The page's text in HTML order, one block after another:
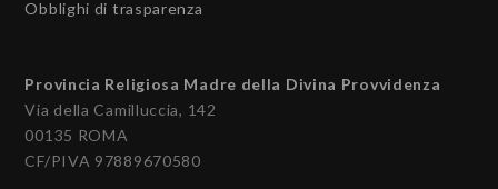
Obblighi di trasparenza
Provincia Religiosa Madre della Divina Provvidenza
Via della Camilluccia, 142
00135 ROMA
CF/PIVA 97889670580